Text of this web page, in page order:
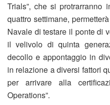
Trials”, che si protrarranno
quattro settimane,
Navale di testare il ponte di
il velivolo di quinta
decollo e appontaggio in
in relazione a diversi fattori
per arrivare alla
Operations”.